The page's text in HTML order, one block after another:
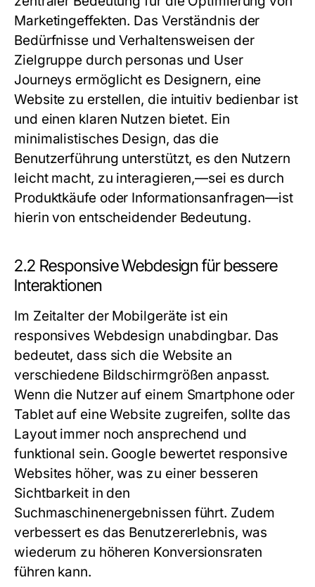
Marketingeffekten. Das Verständnis der
Bedürfnisse und Verhaltensweisen der
Zielgruppe durch personas und User
Journeys ermöglicht es Designern, eine
Website zu erstellen, die intuitiv bedienbar ist
und einen klaren Nutzen bietet. Ein
minimalistisches Design, das die
Benutzerführung unterstützt, es den Nutzern
leicht macht, zu interagieren,—sei es durch
Produktkäufe oder Informationsanfragen—ist
hierin von entscheidender Bedeutung.
2.2 Responsive Webdesign für bessere
Interaktionen
Im Zeitalter der Mobilgeräte ist ein
responsives Webdesign unabdingbar. Das
bedeutet, dass sich die Website an
verschiedene Bildschirmgrößen anpasst.
Wenn die Nutzer auf einem Smartphone oder
Tablet auf eine Website zugreifen, sollte das
Layout immer noch ansprechend und
funktional sein. Google bewertet responsive
Websites höher, was zu einer besseren
Sichtbarkeit in den
Suchmaschinenergebnissen führt. Zudem
verbessert es das Benutzererlebnis, was
wiederum zu höheren Konversionsraten
führen kann.